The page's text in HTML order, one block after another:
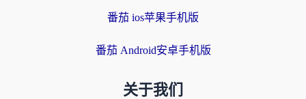
番茄 ios苹果手机版
番茄 Android安卓手机版
关于我们